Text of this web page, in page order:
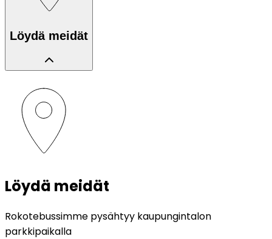
Löydä meidät
Löydä meidät
Rokotebussimme pysähtyy kaupungintalon
parkkipaikalla